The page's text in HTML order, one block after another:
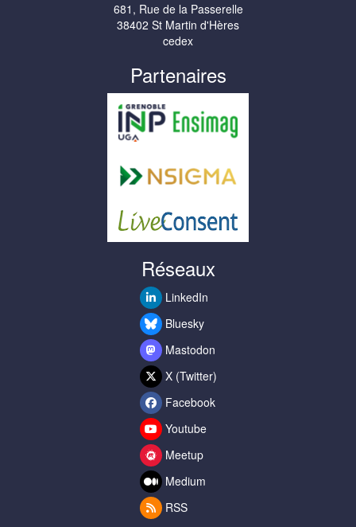
681, Rue de la Passerelle
38402 St Martin d'Hères
cedex
Partenaires
Réseaux
LinkedIn
Bluesky
Mastodon
X (Twitter)
Facebook
Youtube
Meetup
Medium
RSS